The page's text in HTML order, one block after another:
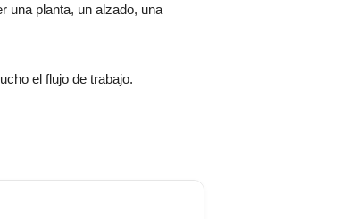
una planta, un alzado, una
el flujo de trabajo.